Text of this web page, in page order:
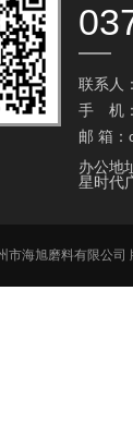
联系人
手 机
邮 箱：
办公地
星时代
市海旭磨料有限公